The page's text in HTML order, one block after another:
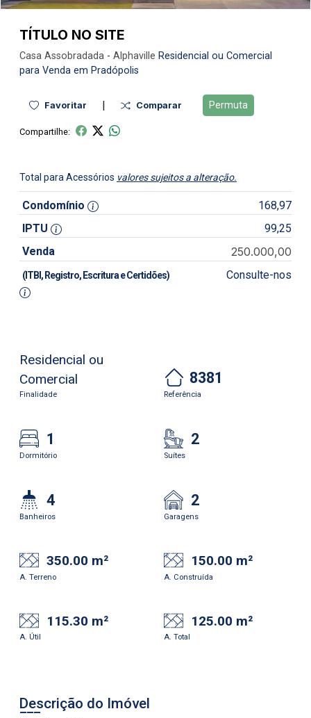
TÍTULO NO SITE
Casa Assobradada - Alphaville Residencial ou Comercial
para Venda em Pradópolis
Favoritar | Comparar Permuta
Compartilhe:
Total para Acessórios valores sujeitos a alteração.
Condomínio
168,97
IPTU
99,25
Venda
250.000,00
(ITBI, Registro, Escritura e Certidões) Consulte-nos
Residencial ou
Comercial
Finalidade
8381
Referência
1
Dormitório
2
Suítes
4
Banheiros
2
Garagens
350.00 m²
A. Terreno
150.00 m²
A. Construída
115.30 m²
A. Útil
125.00 m²
A. Total
Descrição do Imóvel